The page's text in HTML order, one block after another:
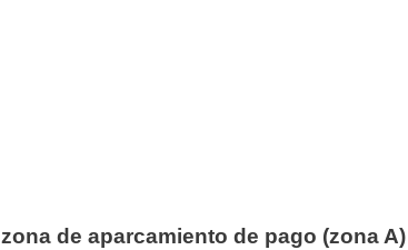
zona de aparcamiento de pago (zona A)